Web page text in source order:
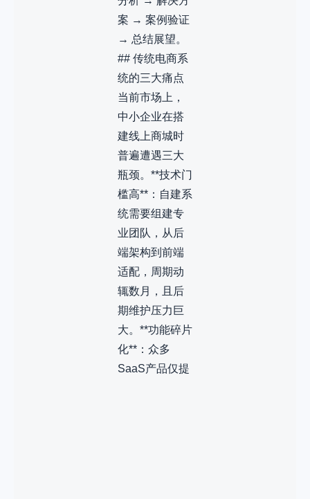
案 → 案例验证
→ 总结展望。
## 传统电商系
统的三大痛点
当前市场上，
中小企业在搭
建线上商城时
普遍遭遇三大
瓶颈。**技术门
槛高**：自建系
统需要组建专
业团队，从后
端架构到前端
适配，周期动
辄数月，且后
期维护压力巨
大。**功能碎片
化**：众多
SaaS产品仅提